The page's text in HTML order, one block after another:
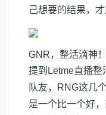
己想要的结果，才
GNR，整活滴神！
提到Letme直播整
队友，RNG这几
是一个比一个好